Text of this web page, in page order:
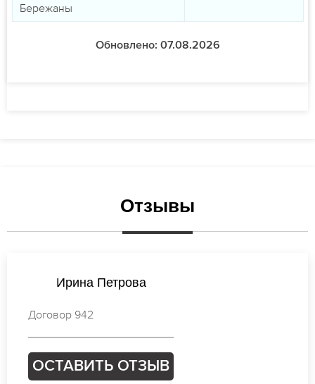
Бережаны
Обновлено: 07.08.2026
Отзывы
Виктория Смирнова
Договор 122
ОСТАВИТЬ ОТЗЫВ